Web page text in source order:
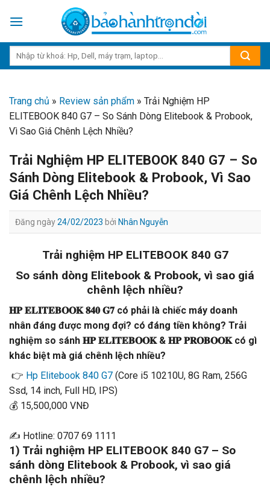
Trang chủ » Review sản phẩm » Trải Nghiệm HP
ELITEBOOK 840 G7 – So Sánh Dòng Elitebook & Probook,
Vì Sao Giá Chênh Lệch Nhiều?
Trải Nghiệm HP ELITEBOOK 840 G7 – So
Sánh Dòng Elitebook & Probook, Vì Sao
Giá Chênh Lệch Nhiều?
Đăng ngày24/02/2023 bởi Nhân Nguyễn
Trải nghiệm HP ELITEBOOK 840 G7
So sánh dòng Elitebook & Probook, vì sao giá
chênh lệch nhiều?
𝐇𝐏 𝐄𝐋𝐈𝐓𝐄𝐁𝐎𝐎𝐊 𝟖𝟒𝟎 𝐆𝟕 có phải là chiếc máy doanh
nhân đáng được mong đợi? có đáng tiền không? Trải
nghiệm so sánh 𝐇𝐏 𝐄𝐋𝐈𝐓𝐄𝐁𝐎𝐎𝐊 & 𝐇𝐏 𝐏𝐑𝐎𝐁𝐎𝐎𝐊 có gì
khác biệt mà giá chênh lệch nhiều?
👉 Hp Elitebook 840 G7 (Core i5 10210U, 8G Ram, 256G
Ssd, 14 inch, Full HD, IPS)
💰 15,500,000 VNĐ
✍ Hotline: 0707 69 1111
1) Trải nghiệm HP ELITEBOOK 840 G7 – So
sánh dòng Elitebook & Probook, vì sao giá
chênh lệch nhiều?